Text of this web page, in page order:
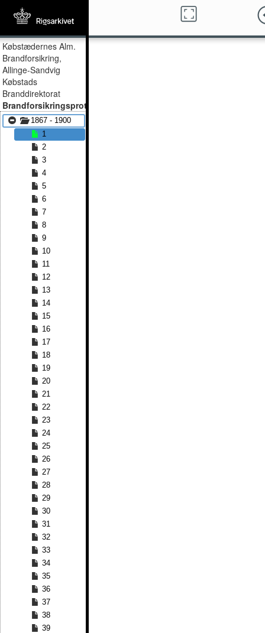
Købstædernes Alm.
Brandforsikring,
Allinge-Sandvig
Købstads
Branddirektorat
Brandforsikringsprotokol
1867 - 1900
1
2
3
4
5
6
7
8
9
10
11
12
13
14
15
16
17
18
19
20
21
22
23
24
25
26
27
28
29
30
31
32
33
34
35
36
37
38
39